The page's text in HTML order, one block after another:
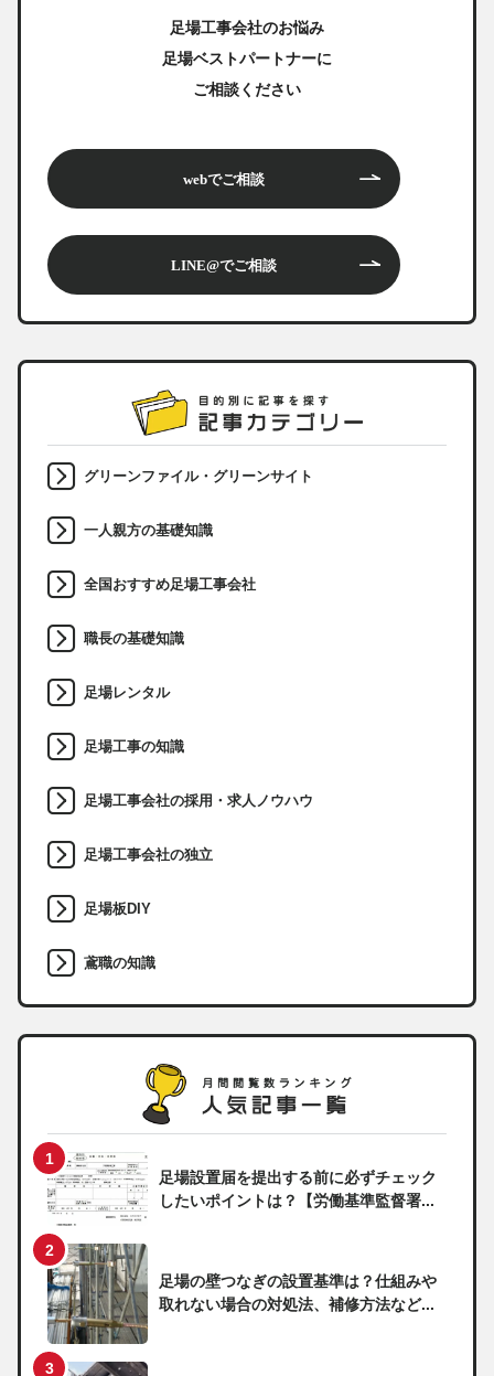
足場工事会社のお悩み
足場ベストパートナーに
ご相談ください
webでご相談
LINE@でご相談
グリーンファイル・グリーンサイト
一人親方の基礎知識
全国おすすめ足場工事会社
職長の基礎知識
足場レンタル
足場工事の知識
足場工事会社の採用・求人ノウハウ
足場工事会社の独立
足場板DIY
鳶職の知識
足場設置届を提出する前に必ずチェック
したいポイントは？【労働基準監督署...
足場の壁つなぎの設置基準は？仕組みや
取れない場合の対処法、補修方法など...